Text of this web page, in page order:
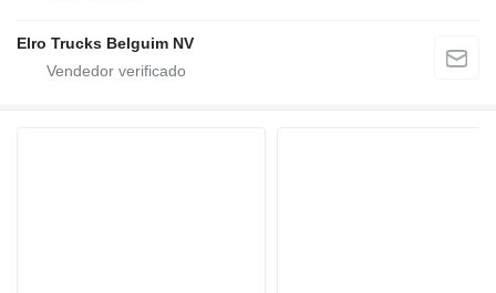
Elro Trucks Belguim NV